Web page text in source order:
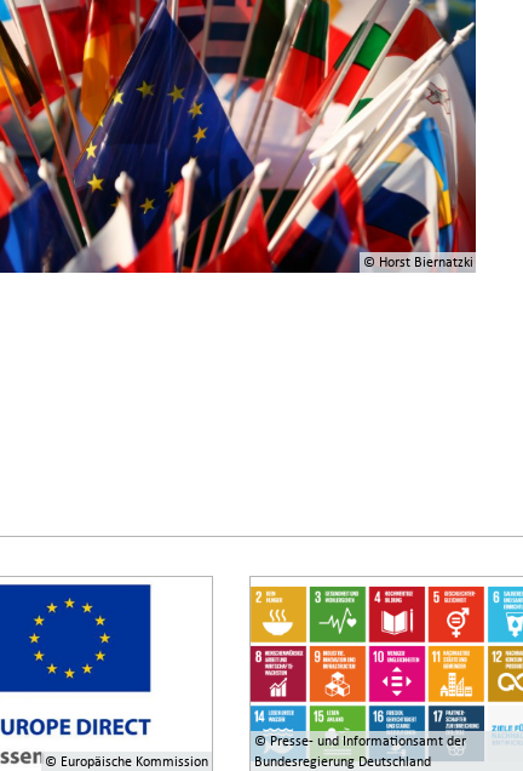
© Horst Biernatzki
© Europäische Kommission
© Presse- und Informationsamt der
Bundesregierung Deutschland